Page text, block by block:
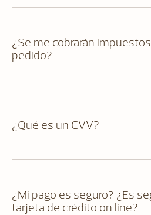
¿Se me cobrarán
pedido?
¿Qué es un CVV?
¿Mi pago es seguro? ¿Es
tarjeta de crédito on line?